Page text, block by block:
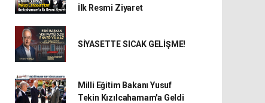
İlk Resmi Ziyaret
SİYASETTE SICAK GELİŞME!
Milli Eğitim Bakanı Yusuf
Tekin Kızılcahamam'a Geldi